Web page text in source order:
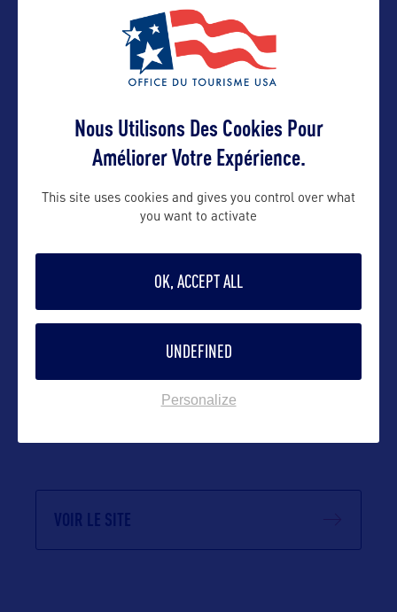
emmanuelle@orkestra-tourism.com
Contact pro
emmanuelle@orkestra-tourism.com
Contact grand public
emmanuelle@orkestra-tourism.com
Suivre
VOIR LE SITE
Nous Utilisons Des Cookies Pour
Améliorer Votre Expérience.
This site uses cookies and gives you control over what
you want to activate
OK, ACCEPT ALL
UNDEFINED
Personalize